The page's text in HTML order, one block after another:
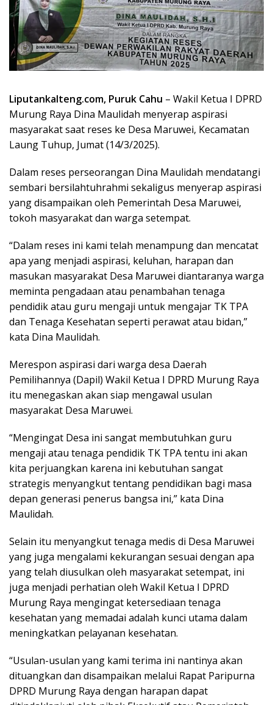
Liputankalteng.com, Puruk Cahu – Wakil Ketua I DPRD
Murung Raya Dina Maulidah menyerap aspirasi
masyarakat saat reses ke Desa Maruwei, Kecamatan
Laung Tuhup, Jumat (14/3/2025).
Dalam reses perseorangan Dina Maulidah mendatangi
sembari bersilahtuhrahmi sekaligus menyerap aspirasi
yang disampaikan oleh Pemerintah Desa Maruwei,
tokoh masyarakat dan warga setempat.
“Dalam reses ini kami telah menampung dan mencatat
apa yang menjadi aspirasi, keluhan, harapan dan
masukan masyarakat Desa Maruwei diantaranya warga
meminta pengadaan atau penambahan tenaga
pendidik atau guru mengaji untuk mengajar TK TPA
dan Tenaga Kesehatan seperti perawat atau bidan,”
kata Dina Maulidah.
Merespon aspirasi dari warga desa Daerah
Pemilihannya (Dapil) Wakil Ketua I DPRD Murung Raya
itu menegaskan akan siap mengawal usulan
masyarakat Desa Maruwei.
“Mengingat Desa ini sangat membutuhkan guru
mengaji atau tenaga pendidik TK TPA tentu ini akan
kita perjuangkan karena ini kebutuhan sangat
strategis menyangkut tentang pendidikan bagi masa
depan generasi penerus bangsa ini,” kata Dina
Maulidah.
Selain itu menyangkut tenaga medis di Desa Maruwei
yang juga mengalami kekurangan sesuai dengan apa
yang telah diusulkan oleh masyarakat setempat, ini
juga menjadi perhatian oleh Wakil Ketua I DPRD
Murung Raya mengingat ketersediaan tenaga
kesehatan yang memadai adalah kunci utama dalam
meningkatkan pelayanan kesehatan.
“Usulan-usulan yang kami terima ini nantinya akan
dituangkan dan disampaikan melalui Rapat Paripurna
DPRD Murung Raya dengan harapan dapat